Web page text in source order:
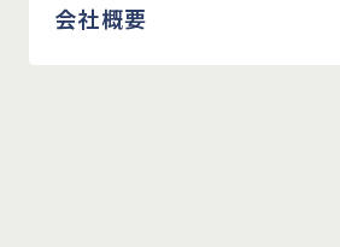
会社概要